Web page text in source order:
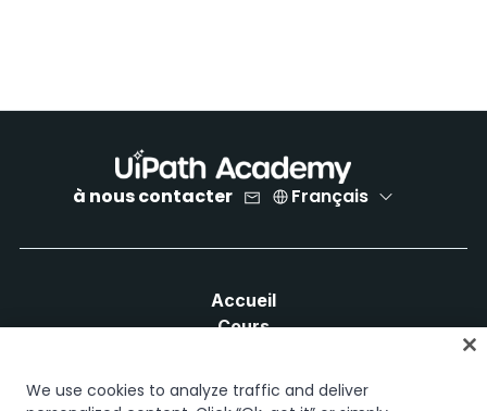
à nous contacter Français
Accueil
Cours
Parcours professionnels
Certifications
We use cookies to analyze traffic and deliver